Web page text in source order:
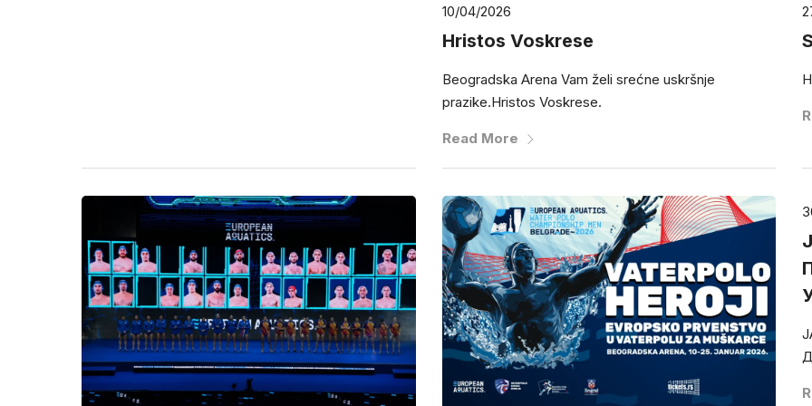
10/04/2026
Hristos Voskrese
Beogradska Arena Vam želi srećne uskršnje
prazike.Hristos Voskrese.
Read More